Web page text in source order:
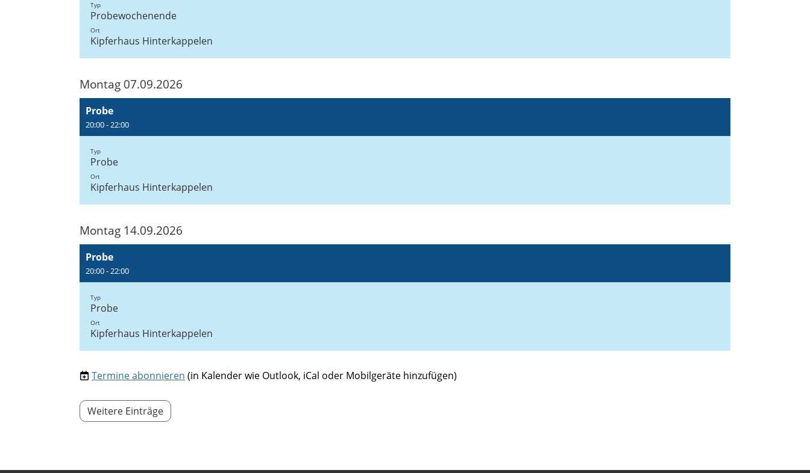
Typ
Probewochenende
Ort
Kipferhaus Hinterkappelen
Montag 07.09.2026
Probe
20:00 - 22:00
Typ
Probe
Ort
Kipferhaus Hinterkappelen
Montag 14.09.2026
Probe
20:00 - 22:00
Typ
Probe
Ort
Kipferhaus Hinterkappelen
Termine abonnieren (in Kalender wie Outlook, iCal oder Mobilgeräte hinzufügen)
Weitere Einträge